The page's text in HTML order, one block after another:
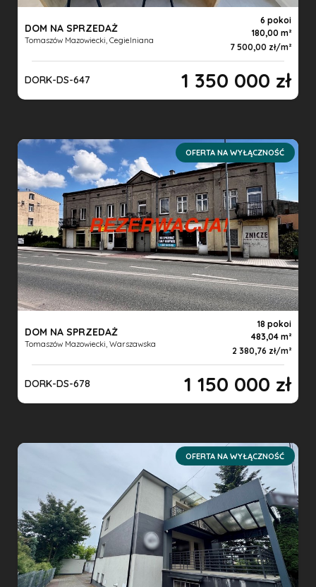
DOM NA SPRZEDAŻ
Tomaszów Mazowiecki, Cegielniana
6 pokoi
180,00 m
7 500,00 zł/m
DORK-DS-647 1 350 000 zł
OFERTA NA WYŁĄCZNOŚĆ
DOM NA SPRZEDAŻ
Tomaszów Mazowiecki, Warszawska
18 pokoi
483,04 m
2 380,76 zł/m
DORK-DS-678 1 150 000 zł
OFERTA NA WYŁĄCZNOŚĆ